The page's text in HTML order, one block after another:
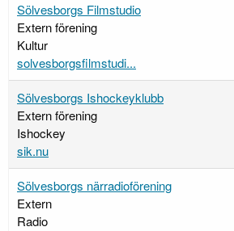
Sölvesborgs Filmstudio
Extern förening
Kultur
solvesborgsfilmstudi...
Sölvesborgs Ishockeyklubb
Extern förening
Ishockey
sik.nu
Sölvesborgs närradioförening
Extern
Radio